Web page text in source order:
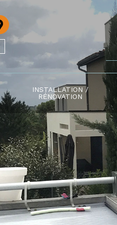
INSTALLATION /
RÉNOVATION